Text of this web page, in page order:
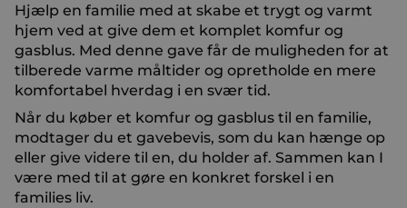
Hjælp en familie med at skabe et trygt og varmt
hjem ved at give dem et komplet komfur og
gasblus. Med denne gave får de muligheden for at
tilberede varme måltider og opretholde en mere
komfortabel hverdag i en svær tid.
Når du køber et komfur og gasblus til en familie,
modtager du et gavebevis, som du kan hænge op
eller give videre til en, du holder af. Sammen kan I
være med til at gøre en konkret forskel i en
families liv.